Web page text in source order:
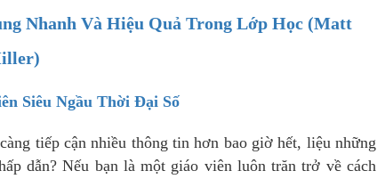
Nhanh Và Hiệu Quả Trong Lớp Học (Matt
Siêu Ngầu Thời Đại Số
tiếp cận nhiều thông tin hơn bao giờ hết, liệu những
dẫn? Nếu bạn là một giáo viên luôn trăn trở về cách